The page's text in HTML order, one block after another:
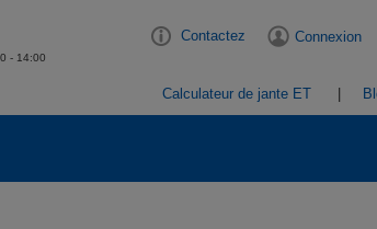
- 14:00
Contactez Connexion
Calculateur de jante ET